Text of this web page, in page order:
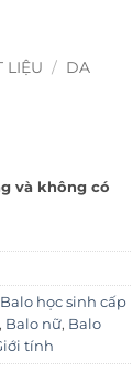
LIỆU / DA
và không có
Balo học sinh cấp
, Balo nữ, Balo
tính